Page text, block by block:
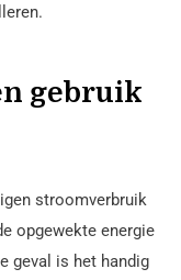
gebruik
stroomverbruik
opgewekte energie
geval is het handig